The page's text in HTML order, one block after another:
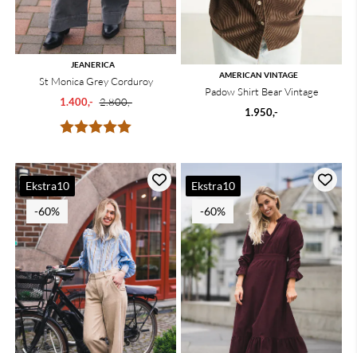
Karakter:
JEANERICA
St Monica Grey Corduroy
1.400,- 2.800,-
AMERICAN VINTAGE
Padow Shirt Bear Vintage
1.950,-
Ekstra10
-60%
Ekstra10
-60%